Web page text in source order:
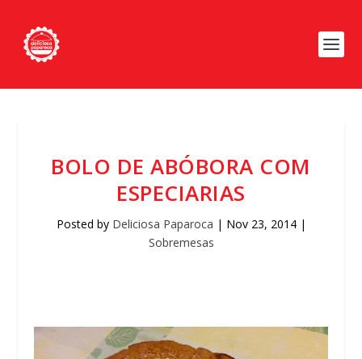
BOLO DE ABÓBORA COM
ESPECIARIAS
Posted by Deliciosa Paparoca | Nov 23, 2014|
Sobremesas